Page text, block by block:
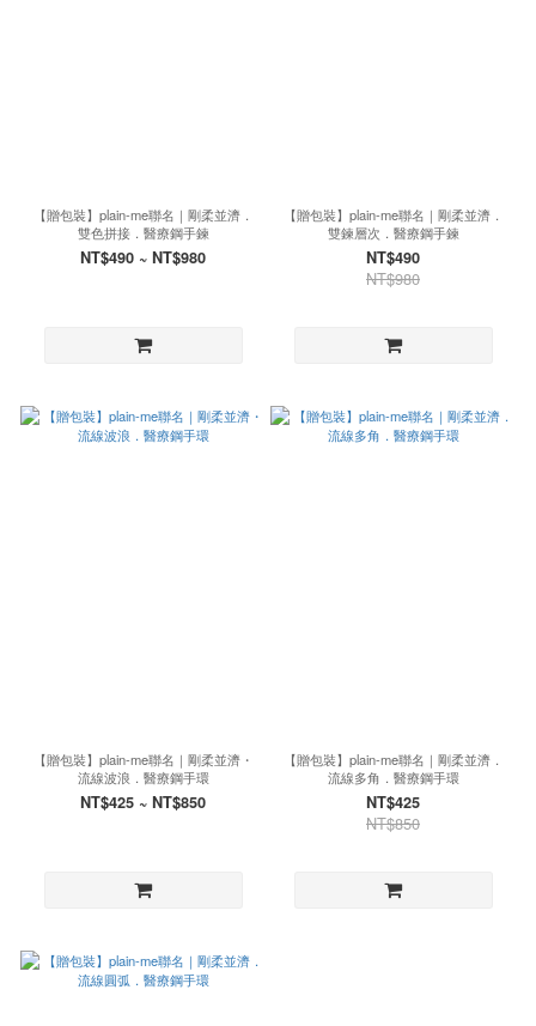
【贈包裝】plain-me聯名｜剛柔並濟．
雙色拼接．醫療鋼手鍊
NT$490 ~ NT$980
【贈包裝】plain-me聯名｜剛柔並濟．
雙鍊層次．醫療鋼手鍊
NT$490
NT$980
【贈包裝】plain-me聯名｜剛柔並濟・
流線波浪．醫療鋼手環
NT$425 ~ NT$850
【贈包裝】plain-me聯名｜剛柔並濟．
流線多角．醫療鋼手環
NT$425
NT$850